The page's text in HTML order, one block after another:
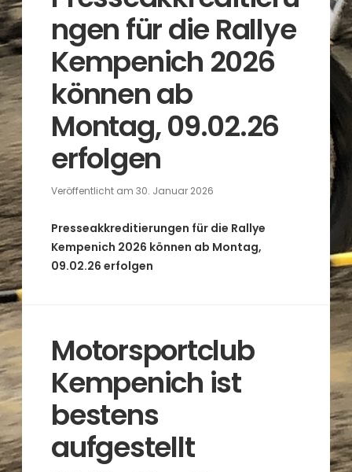
ngen für die Rallye
Kempenich 2026
können ab
Montag, 09.02.26
erfolgen
Veröffentlicht am30. Januar 2026
Presseakkreditierungen für die Rallye
Kempenich 2026 können ab Montag,
09.02.26 erfolgen
Motorsportclub
Kempenich ist
bestens
aufgestellt